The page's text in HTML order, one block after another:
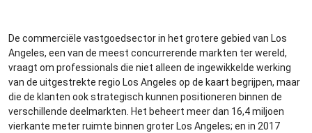
De commerciële vastgoedsector in het grotere gebied van Los
Angeles, een van de meest concurrerende markten ter wereld,
vraagt om professionals die niet alleen de ingewikkelde werking
van de uitgestrekte regio Los Angeles op de kaart begrijpen, maar
die de klanten ook strategisch kunnen positioneren binnen de
verschillende deelmarkten. Het beheert meer dan 16,4 miljoen
vierkante meter ruimte binnen groter Los Angeles; en in 2017